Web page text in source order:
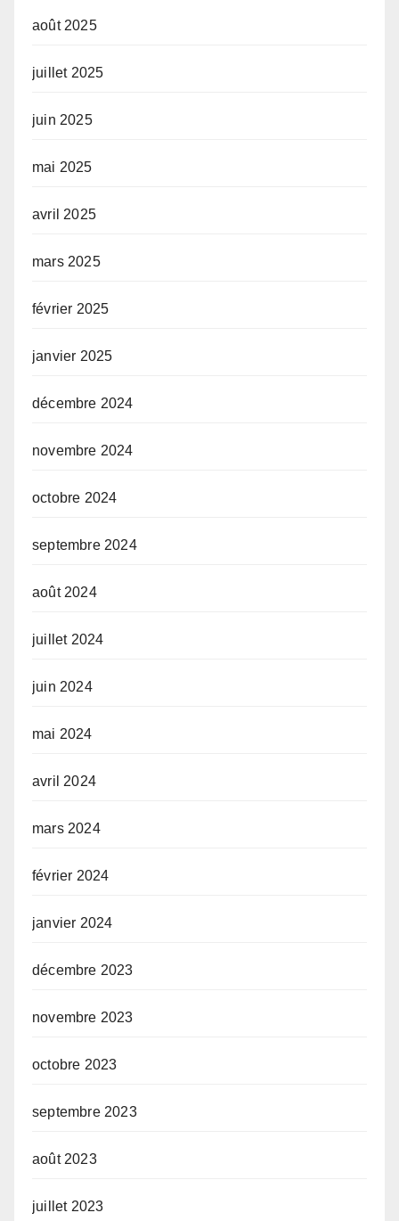
août 2025
juillet 2025
juin 2025
mai 2025
avril 2025
mars 2025
février 2025
janvier 2025
décembre 2024
novembre 2024
octobre 2024
septembre 2024
août 2024
juillet 2024
juin 2024
mai 2024
avril 2024
mars 2024
février 2024
janvier 2024
décembre 2023
novembre 2023
octobre 2023
septembre 2023
août 2023
juillet 2023